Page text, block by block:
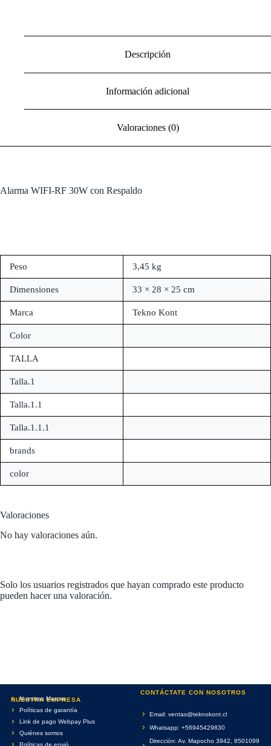
Descripción
Información adicional
Valoraciones (0)
Alarma WIFI-RF 30W con Respaldo
Peso 3,45 kg
Dimensiones 33 × 28 × 25 cm
Marca Tekno Kont
Color
TALLA
Talla.1
Talla.1.1
Talla.1.1.1
brands
color
Valoraciones
No hay valoraciones aún.
Solo los usuarios registrados que hayan comprado este producto
pueden hacer una valoración.
NUESTRA EMPRESA
Nuestras Marcas
Políticas de garantía
Link de pago Webpay Plus
Quiénes somos
Políticas de envió
CONTÁCTATE CON NOSOTROS
Email: ventas@teknokont.cl
Whatsapp: +56945429830
Dirección: Av. Mapocho 3942, 8501099